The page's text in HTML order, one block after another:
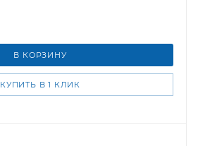
В КОРЗИНУ
КУПИТЬ В 1 КЛИК